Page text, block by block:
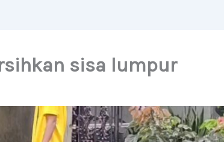
sisa lumpur